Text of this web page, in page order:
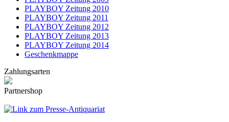
PLAYBOY Zeitung 2010
PLAYBOY Zeitung 2011
PLAYBOY Zeitung 2012
PLAYBOY Zeitung 2013
PLAYBOY Zeitung 2014
Geschenkmappe
Zahlungsarten
Partnershop